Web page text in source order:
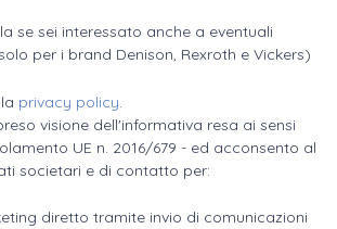
se sei interessato anche a eventuali
per i brand Denison, Rexroth e Vickers)
privacy policy.
visione dell'informativa resa ai sensi
UE n. 2016/679 - ed acconsento al
societari e di contatto per:
diretto tramite invio di comunicazioni